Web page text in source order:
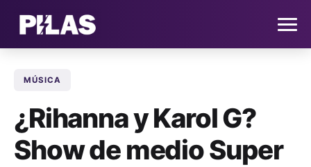
NOTICIAS
QUIÉNES SOMOS
MÚSICA
¿Rihanna y Karol G?
Show de medio Super